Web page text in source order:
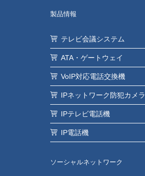
製品情報
テレビ会議システム
ATA・ゲートウェイ
VoIP対応電話交換機
IPネットワーク防犯カメラ
IPテレビ電話機
IP電話機
ソーシャルネットワーク